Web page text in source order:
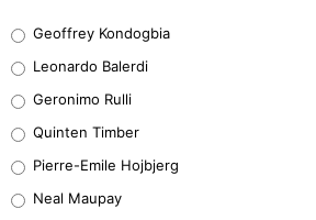
38%
32%
5%
Geoffrey Kondogbia
Leonardo Balerdi
Geronimo Rulli
Quinten Timber
Pierre-Emile Hojbjerg
Neal Maupay